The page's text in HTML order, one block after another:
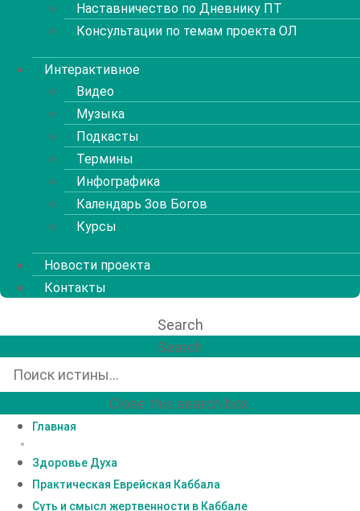
Наставничество по Дневнику ПТ
Консультации по темам проекта ОЛ
Интерактивное
Видео
Музыка
Подкасты
Термины
Инфографика
Календарь Зов Богов
Курсы
Новости проекта
Контакты
Search
Search
Close this search box.
Главная
Здоровье Духа
Практическая Еврейская Каббала
Суть и смысл жертвенности в Каббале